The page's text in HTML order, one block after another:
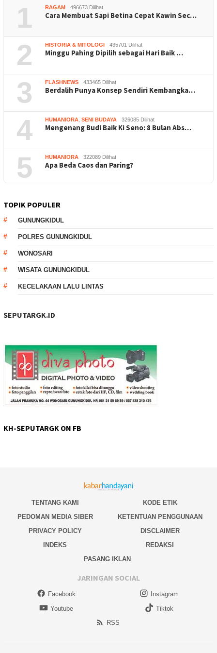
1 RAGAM 496673 Dilihat
Cara Membuat Sapi Betina Cepat Kawin Sec…
2 HISTORIA & MITOLOGI 435701 Dilihat
Minggu Pahing Dipilih sebagai Hari Baik …
3 FLASHNEWS 433465 Dilihat
Berdalih Punya Konsep Sendiri Kembangka…
4 HUMANIORA SENI BUDAYA 326085 Dilihat
Mengenang Budi Baik Ki Seno: 8 Bulan Abs…
5 HUMANIORA 322089 Dilihat
Apa Beda Caos dan Paring?
TOPIK POPULER
GUNUNGKIDUL
POLRES GUNUNGKIDUL
WONOSARI
WISATA GUNUNGKIDUL
KECELAKAAN LALU LINTAS
SEPUTARGK.ID
KH-SEPUTARGK ON FB
TENTANG KAMI
KODE ETIK
PEDOMAN MEDIA SIBER
KETENTUAN PENGGUNAAN
PRIVACY POLICY
DISCLAIMER
INDEKS
REDAKSI
PASANG IKLAN
JARINGAN SOCIAL
Facebook
Instagram
Youtube
Tiktok
RSS